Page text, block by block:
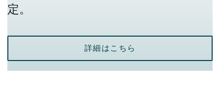
定。
詳細はこちら